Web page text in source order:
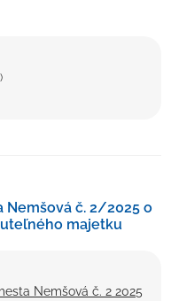
Nemšová č. 2/2025 o
majetku
Nemšová č. 2 2025